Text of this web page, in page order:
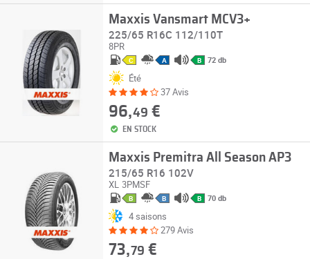
Maxxis Vansmart MCV3+
225/65 R16C 112/110T
8PR
C A B 72 db
Été
37 Avis
96,49 €
EN STOCK
Maxxis Premitra All Season AP3
215/65 R16 102V
XL 3PMSF
B B B 70 db
4 saisons
279 Avis
73,79 €